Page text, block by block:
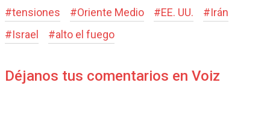
#tensiones #Oriente Medio #EE. UU. #Irán
#Israel #alto el fuego
Déjanos tus comentarios en Voiz